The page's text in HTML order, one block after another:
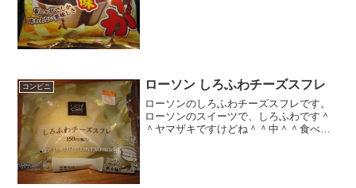
コンビニ ローソン しろふわチーズスフレ
ローソンのしろふわチーズスフレです。
ローソンのスイーツで、しろふわです＾
＾ヤマザキですけどね＾＾中＾＾食べた